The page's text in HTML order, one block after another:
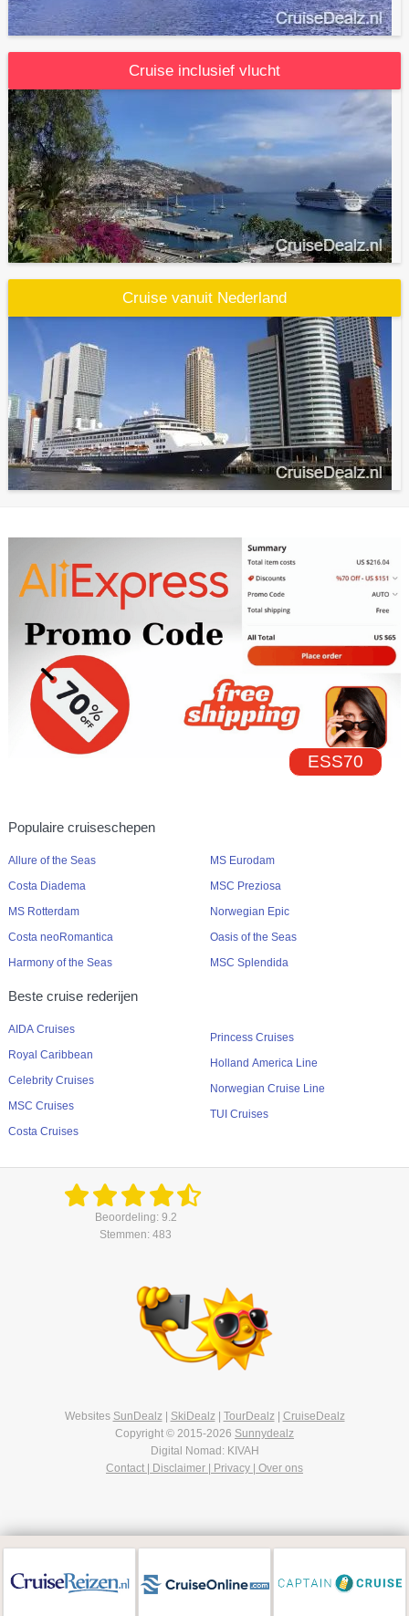
Cruise inclusief vlucht
Cruise vanuit Nederland
ESS70
Populaire cruiseschepen
Allure of the Seas
Costa Diadema
MS Rotterdam
Costa neoRomantica
Harmony of the Seas
MS Eurodam
MSC Preziosa
Norwegian Epic
Oasis of the Seas
MSC Splendida
Beste cruise rederijen
AIDA Cruises
Royal Caribbean
Celebrity Cruises
MSC Cruises
Costa Cruises
Princess Cruises
Holland America Line
Norwegian Cruise Line
TUI Cruises
Beoordeling: 9.2
Stemmen: 483
Websites SunDealz| SkiDealz| TourDealz| CruiseDealz
Copyright © 2015-2026 Sunnydealz
Digital Nomad: KIVAH
Contact | Disclaimer | Privacy | Over ons